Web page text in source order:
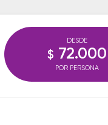
DESDE
$ 72.000
POR PERSONA